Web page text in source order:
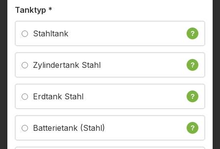
Tanktyp *
Stahltank ?
Zylindertank Stahl ?
Erdtank Stahl ?
Batterietank (Stahl) ?